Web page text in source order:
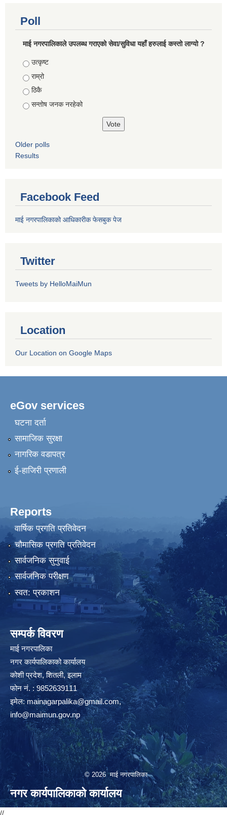
Poll
माई नगरपालिकाले उपलब्ध गराएको सेवा/सुविधा यहाँ हरुलाई कस्तो लाग्यो ?
Choices
उत्कृष्ट
राम्रो
ठिकै
सन्तोष जनक नरहेको
Older polls
Results
Facebook Feed
माई नगरपालिकाको आधिकारीक फेसबुक पेज
Twitter
Tweets by HelloMaiMun
Location
Our Location on Google Maps
eGov services
घटना दर्ता
सामाजिक सुरक्षा
नागरिक वडापत्र
ई-हाजिरी प्रणाली
Reports
वार्षिक प्रगति प्रतिवेदन
चौमासिक प्रगति प्रतिवेदन
सार्वजनिक सुनुवाई
सार्वजनिक परीक्षण
स्वत: प्रकाशन
सम्पर्क विवरण
माई नगरपालिका
नगर कार्यपालिकाको कार्यालय
कोशी प्रदेश, शितली, इलाम
फोन नं. : 9852639111
इमेल:mainagarpalika@gmail.com,
info@maimun.gov.np
© 2026 माई नगरपालिका
नगर कार्यपालिकाको कार्यालय
//